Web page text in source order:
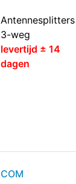
Antennesplitters
3-weg
levertijd ± 14
dagen
COM